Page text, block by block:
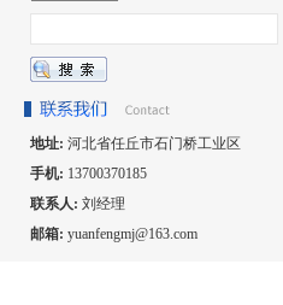
地址: 河北省任丘市石门桥工业区
手机: 13700370185
联系人: 刘经理
邮箱: yuanfengmj@163.com